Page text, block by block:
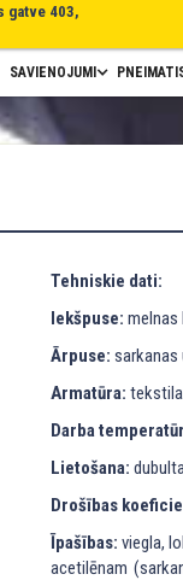
gatve 403,
SAVIENOJUMI
Tehniskie dati:
Iekšpuse: melnas
Ārpuse: sarkanas
Armatūra:
Darba
Lietošana:
Drošības
Īpašības: viegla,
acetilēnam